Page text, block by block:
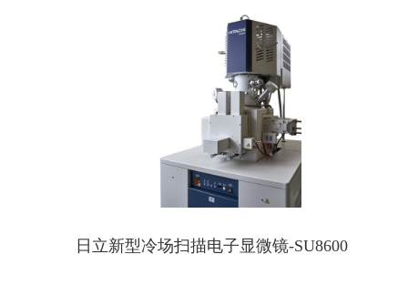
日立新型冷场扫描电子显微镜-SU8600